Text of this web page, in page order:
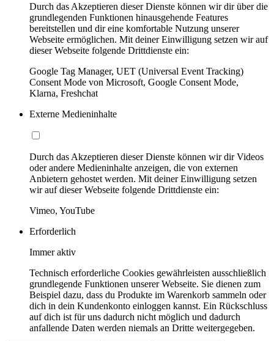
Durch das Akzeptieren dieser Dienste können wir dir über die
grundlegenden Funktionen hinausgehende Features
bereitstellen und dir eine komfortable Nutzung unserer
Webseite ermöglichen. Mit deiner Einwilligung setzen wir auf
dieser Webseite folgende Drittdienste ein:
Google Tag Manager, UET (Universal Event Tracking)
Consent Mode von Microsoft, Google Consent Mode,
Klarna, Freshchat
Externe Medieninhalte
Durch das Akzeptieren dieser Dienste können wir dir Videos
oder andere Medieninhalte anzeigen, die von externen
Anbietern gehostet werden. Mit deiner Einwilligung setzen
wir auf dieser Webseite folgende Drittdienste ein:
Vimeo, YouTube
Erforderlich
Immer aktiv
Technisch erforderliche Cookies gewährleisten ausschließlich
grundlegende Funktionen unserer Webseite. Sie dienen zum
Beispiel dazu, dass du Produkte im Warenkorb sammeln oder
dich in dein Kundenkonto einloggen kannst. Ein Rückschluss
auf dich ist für uns dadurch nicht möglich und dadurch
anfallende Daten werden niemals an Dritte weitergegeben.